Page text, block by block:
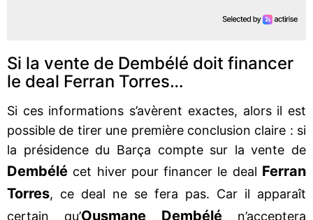
Si la vente de Dembélé doit financer
le deal Ferran Torres…
Si ces informations s’avèrent exactes, alors il est
possible de tirer une première conclusion claire : si
la présidence du Barça compte sur la vente de
Dembélé cet hiver pour financer le deal Ferran
Torres, ce deal ne se fera pas. Car il apparaît
certain qu’Ousmane Dembélé n’acceptera